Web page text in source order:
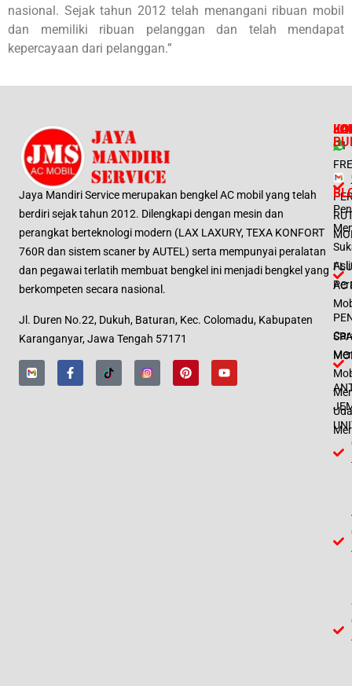
nasional. Sejak tahun 2012 telah menangani ribuan mobil
dan memiliki ribuan pelanggan dan telah mendapat
kepercayaan dari pelanggan.”
Jaya Mandiri Service merupakan bengkel AC mobil yang telah
berdiri sejak tahun 2012. Dilengkapi dengan mesin dan
perangkat berteknologi modern (LAX LAXURY, TEXA KONFORT
760R dan sistem scaner by AUTEL) serta mempunyai peralatan
dan pegawai terlatih membuat bengkel ini menjadi bengkel yang
berkompeten secara nasional.
Jl. Duren No.22, Dukuh, Baturan, Kec. Colomadu, Kabupaten
Karanganyar, Jawa Tengah 57171
ISI
AC